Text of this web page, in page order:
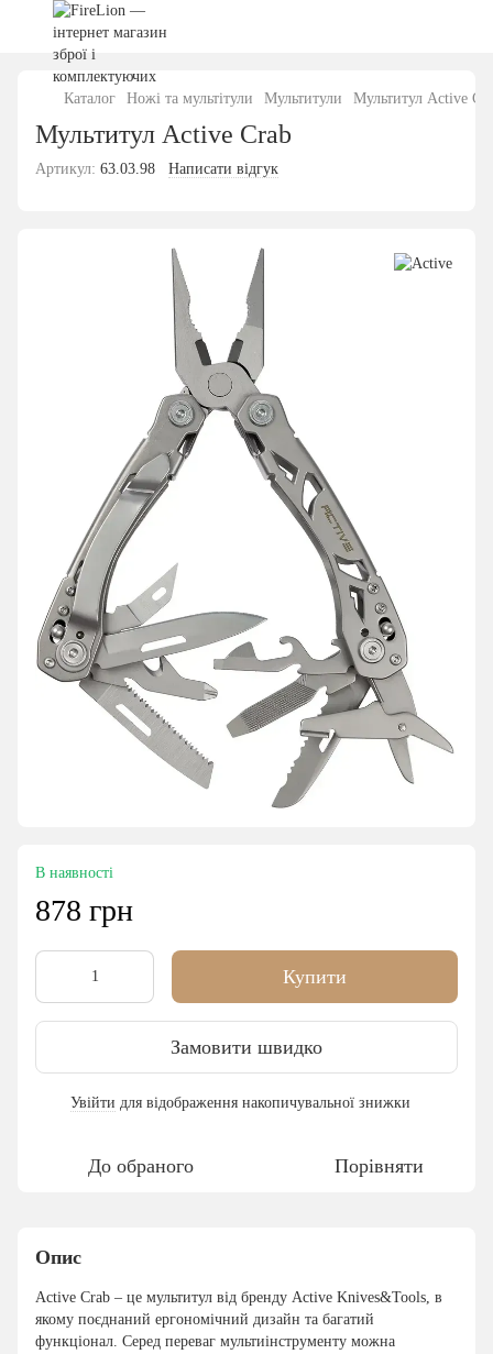
Каталог Ножі та мультітули Мультитули Мультитул Active
Мультитул Active Crab
Артикул: 63.03.98 Написати відгук
В наявності
878 грн
Купити
Замовити швидко
Увійти для відображення накопичувальної знижки
До обраного Порівняти
Опис
Active Crab – це мультитул від бренду Active Knives&Tools, в
якому поєднаний ергономічний дизайн та багатий
функціонал. Серед переваг мультиінструменту можна